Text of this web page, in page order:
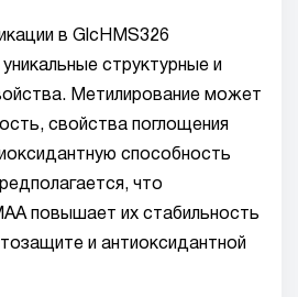
в GlcHMS326
структурные и
Метилирование может
свойства поглощения
способность
что
повышает их стабильность
и антиоксидантной